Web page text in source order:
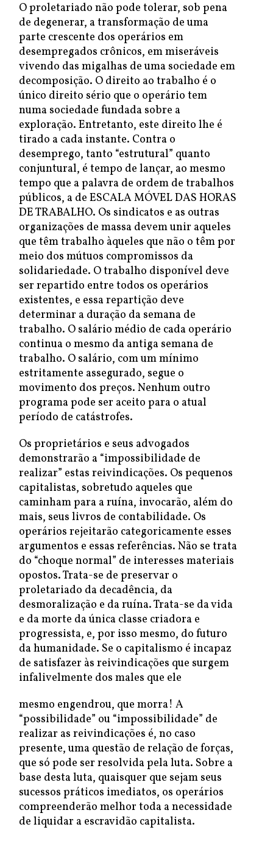
O proletariado não pode tolerar, sob pena
de degenerar, a transformação de uma
parte crescente dos operários em
desempregados crônicos, em miseráveis
vivendo das migalhas de uma sociedade em
decomposição. O direito ao trabalho é o
único direito sério que o operário tem
numa sociedade fundada sobre a
exploração. Entretanto, este direito lhe é
tirado a cada instante. Contra o
desemprego, tanto “estrutural” quanto
conjuntural, é tempo de lançar, ao mesmo
tempo que a palavra de ordem de trabalhos
públicos, a de ESCALA MÓVEL DAS HORAS
DE TRABALHO. Os sindicatos e as outras
organizações de massa devem unir aqueles
que têm trabalho àqueles que não o têm por
meio dos mútuos compromissos da
solidariedade. O trabalho disponível deve
ser repartido entre todos os operários
existentes, e essa repartição deve
determinar a duração da semana de
trabalho. O salário médio de cada operário
continua o mesmo da antiga semana de
trabalho. O salário, com um mínimo
estritamente assegurado, segue o
movimento dos preços. Nenhum outro
programa pode ser aceito para o atual
período de catástrofes.
Os proprietários e seus advogados
demonstrarão a “impossibilidade de
realizar” estas reivindicações. Os pequenos
capitalistas, sobretudo aqueles que
caminham para a ruína, invocarão, além do
mais, seus livros de contabilidade. Os
operários rejeitarão categoricamente esses
argumentos e essas referências. Não se trata
do “choque normal” de interesses materiais
opostos. Trata-se de preservar o
proletariado da decadência, da
desmoralização e da ruína. Trata-se da vida
e da morte da única classe criadora e
progressista, e, por isso mesmo, do futuro
da humanidade. Se o capitalismo é incapaz
de satisfazer às reivindicações que surgem
infalivelmente dos males que ele
mesmo engendrou, que morra! A
“possibilidade” ou “impossibilidade” de
realizar as reivindicações é, no caso
presente, uma questão de relação de forças,
que só pode ser resolvida pela luta. Sobre a
base desta luta, quaisquer que sejam seus
sucessos práticos imediatos, os operários
compreenderão melhor toda a necessidade
de liquidar a escravidão capitalista.